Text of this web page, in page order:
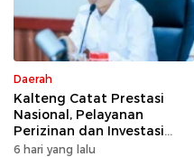
Daerah
Kalteng Catat Prestasi
Nasional, Pelayanan
Perizinan dan Investasi
Raih Predikat Sangat Baik
6 hari yang lalu